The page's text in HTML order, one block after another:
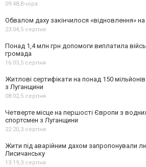
09:48, Вчора
Обвалом даху закінчилося «відновлення» на
23:04,5 серпня
Понад 1,4 млн грн допомоги виплатила
громада
16:03,5 серпня
Житлові сертифікати на понад 150
з Луганщини
08:02,5 серпня
Четверте місце на першості Європи з
спортсмен з Луганщини
22:20,3 серпня
Жити під аварійним дахом запропонували
Лисичанську
13:19,3 серпня